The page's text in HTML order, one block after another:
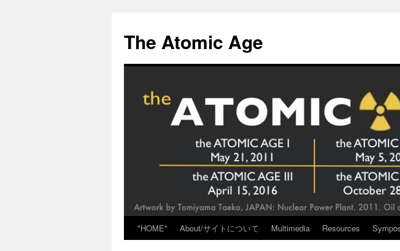
content
The Atomic Age
*HOME* About/サイトについて Multimedia Resources